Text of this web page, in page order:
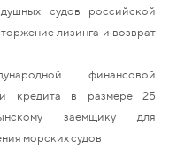
судов российской
лизинга и возврат
финансовой
кредита в размере 25
заемщику для
морских судов